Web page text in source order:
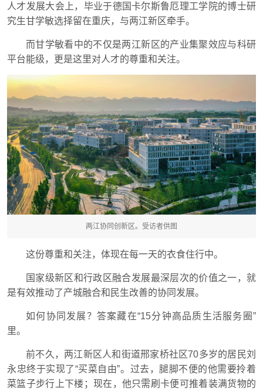
人才发展大会上，毕业于德国卡尔斯鲁厄理工学院的博士研
究生甘学敏选择留在重庆，与两江新区牵手。
而甘学敏看中的不仅是两江新区的产业集聚效应与科研
平台能级，更是这里对人才的尊重和关注。
两江协同创新区。受访者供图
这份尊重和关注，体现在每一天的衣食住行中。
国家级新区和行政区融合发展最深层次的价值之一，就
是有效推动了产城融合和民生改善的协同发展。
如何协同发展？答案藏在“15分钟高品质生活服务圈”
里。
前不久，两江新区人和街道邢家桥社区70多岁的居民刘
永忠终于实现了“买菜自由”。过去，腿脚不便的他需要拎着
菜篮子步行上下楼；现在，他只需刷卡便可推着装满货物的